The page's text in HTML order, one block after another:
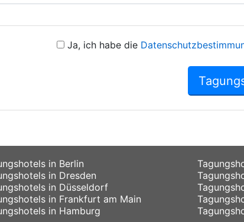
Ja, ich habe die
in Berlin
in Dresden
in Düsseldorf
in Frankfurt am Main
in Hamburg